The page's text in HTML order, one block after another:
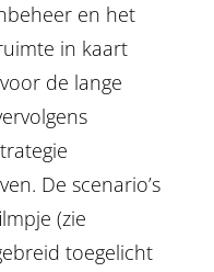
en het
in kaart
de lange
De scenario’s
(zie
toegelicht